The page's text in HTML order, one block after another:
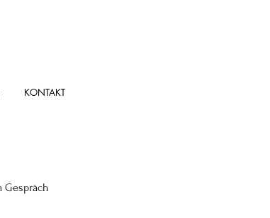
KONTAKT
Gespräch